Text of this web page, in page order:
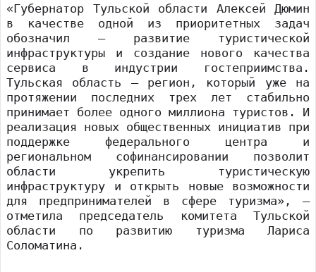
«Губернатор Тульской области Алексей Дюмин
в качестве одной из приоритетных задач
обозначил – развитие туристической
инфраструктуры и создание нового качества
сервиса в индустрии гостеприимства.
Тульская область – регион, который уже на
протяжении последних трех лет стабильно
принимает более одного миллиона туристов. И
реализация новых общественных инициатив при
поддержке федерального центра и
региональном софинансировании позволит
области укрепить туристическую
инфраструктуру и открыть новые возможности
для предпринимателей в сфере туризма», –
отметила председатель комитета Тульской
области по развитию туризма Лариса
Соломатина.